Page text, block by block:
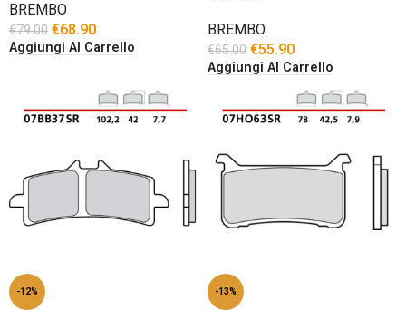
BREMBO
€79.00 €68.90
Aggiungi Al Carrello
BREMBO
€65.00 €55.90
Aggiungi Al Carrello
-12% -13%